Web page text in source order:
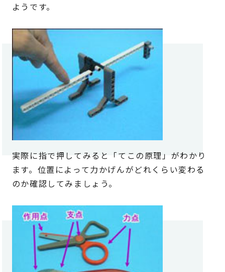
ようです。
実際に指で押してみると「てこの原理」がわかり
ます。位置によって力かげんがどれくらい変わる
のか確認してみましょう。